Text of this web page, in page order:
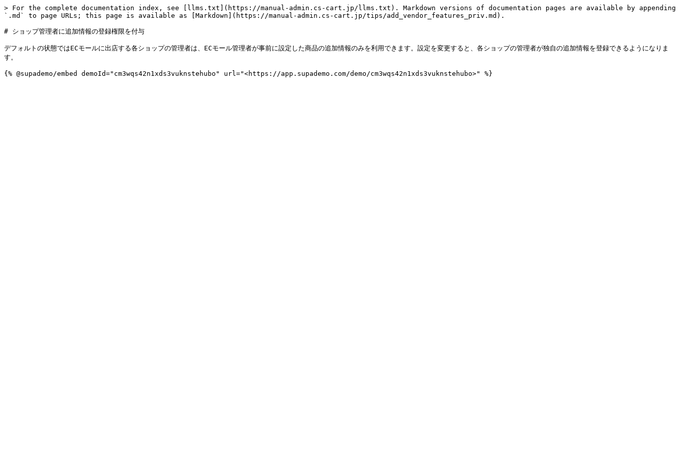
> For the complete documentation index, see [llms.txt](https://manual-admin.cs-cart.jp/llms.txt). Markdown versions of documentation pages are available by appending
`.md` to page URLs; this page is available as [Markdown](https://manual-admin.cs-cart.jp/tips/add_vendor_features_priv.md).
# ショップ管理者に追加情報の登録権限を付与
デフォルトの状態ではECモールに出店する各ショップの管理者は、ECモール管理者が事前に設定した商品の追加情報のみを利用できます。設定を変更すると、各ショップの管理者が独自の追加情報を登録できるようになりま
す。